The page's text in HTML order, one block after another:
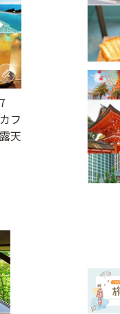
フ
天
400年前のクラ
上の温泉を楽し
のリゾート「東
2021.01.24